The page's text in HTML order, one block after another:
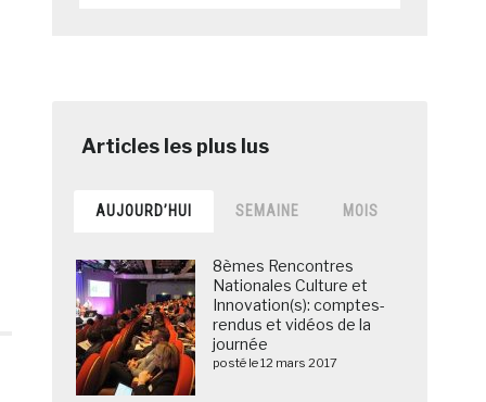
AUJOURD’HUI SEMAINE MOIS
8èmes Rencontres
Nationales Culture et
Innovation(s): comptes-
rendus et vidéos de la
journée
posté le 12 mars 2017